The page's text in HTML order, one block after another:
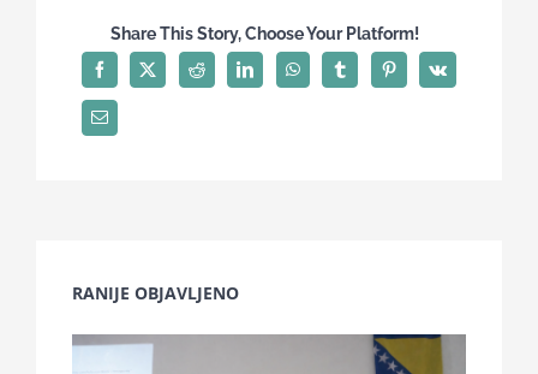
Share This Story, Choose Your Platform!
RANIJE OBJAVLJENO